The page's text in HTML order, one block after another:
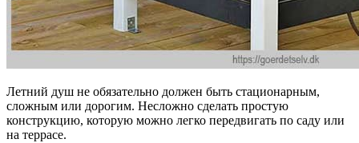
Летний душ не обязательно должен быть стационарным,
сложным или дорогим. Несложно сделать простую
конструкцию, которую можно легко передвигать по саду или
на террасе.